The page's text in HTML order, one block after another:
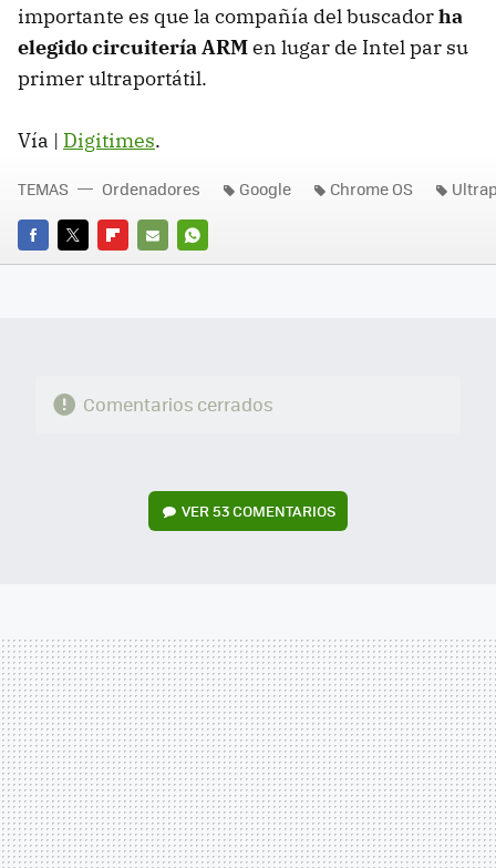
importante es que la compañía del buscadorha
elegido circuitería ARMen lugar de Intel par su
primer ultraportátil.
Vía | Digitimes.
FACEBOOK
TWITTERFLIPBOARD
E-
WHATSAPP
TEMAS Ordenadores Google Chrome OS
Comentarios cerrados
VER53 COMENTARIOS